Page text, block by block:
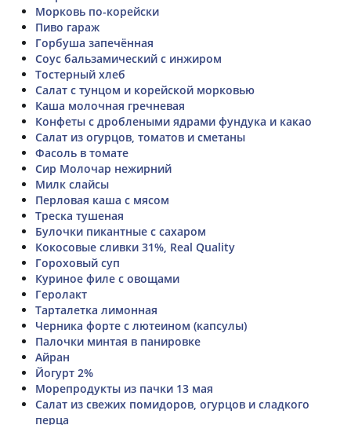
Морковь по-корейски
Пиво гараж
Горбуша запечённая
Соус бальзамический с инжиром
Тостерный хлеб
Салат с тунцом и корейской морковью
Каша молочная гречневая
Конфеты с дроблеными ядрами фундука и какао
Салат из огурцов, томатов и сметаны
Фасоль в томате
Сир Молочар нежирний
Милк слайсы
Перловая каша с мясом
Треска тушеная
Булочки пикантные с сахаром
Кокосовые сливки 31%, Real Quality
Гороховый суп
Куриное филе с овощами
Геролакт
Тарталетка лимонная
Черника форте с лютеином (капсулы)
Палочки минтая в панировке
Айран
Йогурт 2%
Морепродукты из пачки 13 мая
Салат из свежих помидоров, огурцов и сладкого
перца